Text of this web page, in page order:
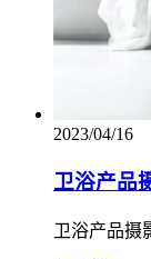
2023/04/16
卫浴产品
卫浴产品摄